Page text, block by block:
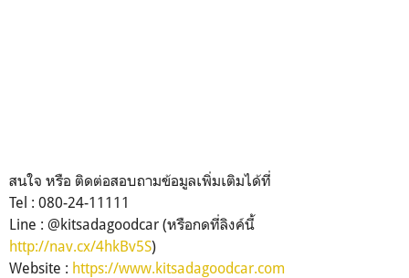
สนใจ หรือ ติดต่อสอบถามข้อมูลเพิ่มเติมได้ที่
Tel : 080-24-11111
Line : @kitsadagoodcar (หรือกดที่ลิงค์นี้
http://nav.cx/4hkBv5S)
Website : https://www.kitsadagoodcar.com